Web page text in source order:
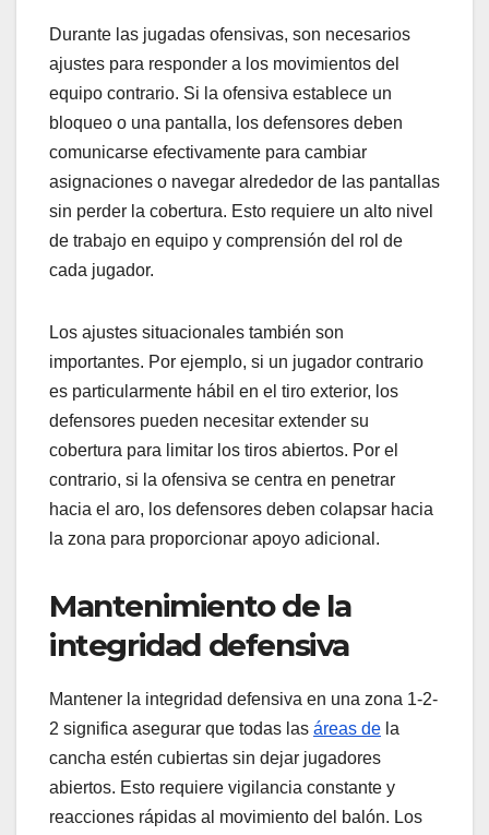
Durante las jugadas ofensivas, son necesarios
ajustes para responder a los movimientos del
equipo contrario. Si la ofensiva establece un
bloqueo o una pantalla, los defensores deben
comunicarse efectivamente para cambiar
asignaciones o navegar alrededor de las pantallas
sin perder la cobertura. Esto requiere un alto nivel
de trabajo en equipo y comprensión del rol de
cada jugador.
Los ajustes situacionales también son
importantes. Por ejemplo, si un jugador contrario
es particularmente hábil en el tiro exterior, los
defensores pueden necesitar extender su
cobertura para limitar los tiros abiertos. Por el
contrario, si la ofensiva se centra en penetrar
hacia el aro, los defensores deben colapsar hacia
la zona para proporcionar apoyo adicional.
Mantenimiento de la
integridad defensiva
Mantener la integridad defensiva en una zona 1-2-
2 significa asegurar que todas las áreas de la
cancha estén cubiertas sin dejar jugadores
abiertos. Esto requiere vigilancia constante y
reacciones rápidas al movimiento del balón. Los